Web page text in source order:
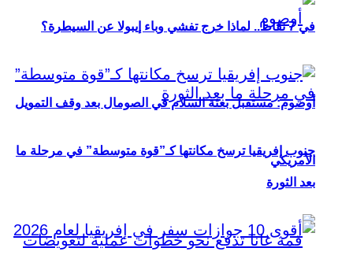
أوصوم: مستقبل بعثة السلام في الصومال بعد وقف التمويل
الأمريكي
في 7 نقاط.. لماذا خرج تفشي وباء إيبولا عن السيطرة؟
جنوب إفريقيا ترسخ مكانتها كـ”قوة متوسطة” في مرحلة ما
بعد الثورة